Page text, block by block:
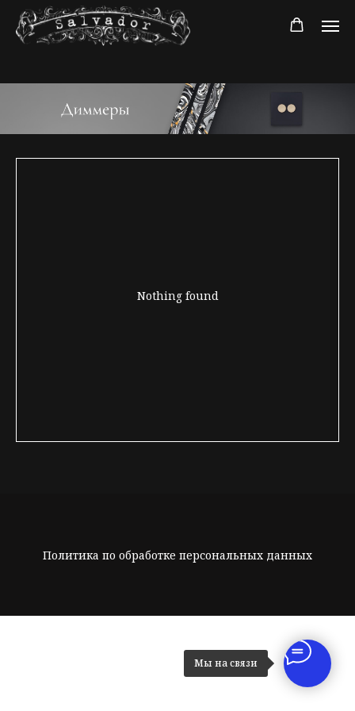
Nothing found
Мы на связи
Политика по обработке персональных данных